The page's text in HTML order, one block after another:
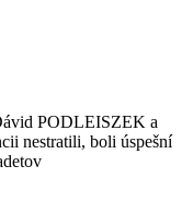
PODLEISZEK a
nestratili, boli úspešní